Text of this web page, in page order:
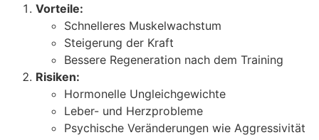
Vorteile:
Schnelleres Muskelwachstum
Steigerung der Kraft
Bessere Regeneration nach dem Training
Risiken:
Hormonelle Ungleichgewichte
Leber- und Herzprobleme
Psychische Veränderungen wie Aggressivität